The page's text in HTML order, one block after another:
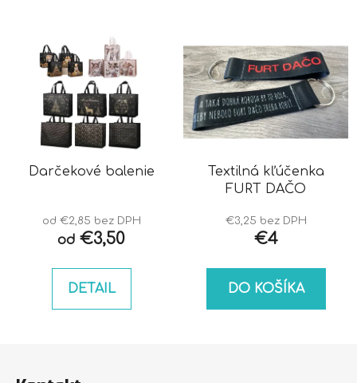
Darčekové balenie
od €2,85 bez DPH
od €3,50
DETAIL
Textilná kľúčenka
FURT DAČO
€3,25 bez DPH
€4
DO KOŠÍKA